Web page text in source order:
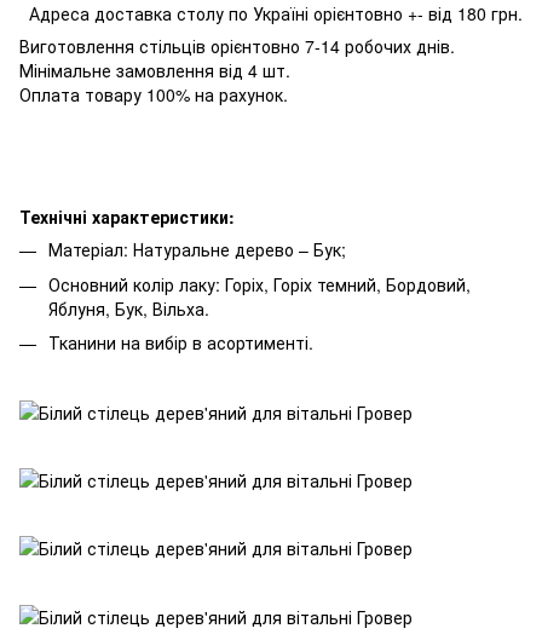
Адреса доставка столу по Україні орієнтовно +- від 180 грн.
Виготовлення стільців орієнтовно 7-14 робочих днів.
Мінімальне замовлення від 4 шт.
Оплата товару 100% на рахунок.
Технічні характеристики:
Матеріал: Натуральне дерево – Бук;
Основний колір лаку: Горіх, Горіх темний, Бордовий,
Яблуня, Бук, Вільха.
Тканини на вибір в асортименті.